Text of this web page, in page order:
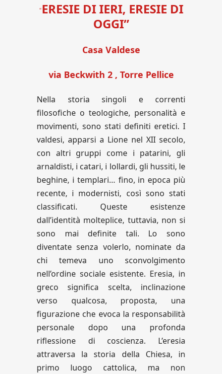
“ERESIE DI IERI, ERESIE DI
OGGI”
Casa Valdese
via Beckwith 2 , Torre Pellice
Nella storia singoli e correnti
filosofiche o teologiche, personalità e
movimenti, sono stati definiti eretici. I
valdesi, apparsi a Lione nel XII secolo,
con altri gruppi come i patarini, gli
arnaldisti, i catari, i lollardi, gli hussiti, le
beghine, i templari… fino, in epoca più
recente, i modernisti, così sono stati
classificati. Queste esistenze
dall’identità molteplice, tuttavia, non si
sono mai definite tali. Lo sono
diventate senza volerlo, nominate da
chi temeva uno sconvolgimento
nell’ordine sociale esistente. Eresia, in
greco significa scelta, inclinazione
verso qualcosa, proposta, una
figurazione che evoca la responsabilità
personale dopo una profonda
riflessione di coscienza. L’eresia
attraversa la storia della Chiesa, in
primo luogo cattolica, ma non